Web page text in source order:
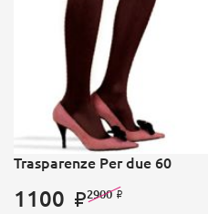
Trasparenze Per due 60
1100 2900